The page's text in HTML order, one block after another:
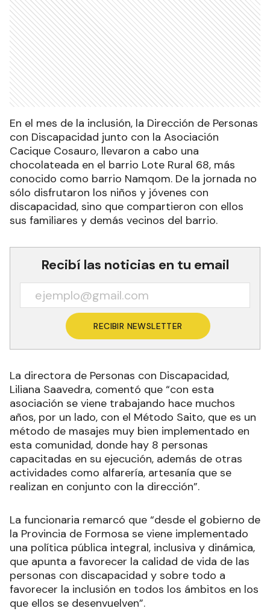
En el mes de la inclusión, la Dirección de Personas
con Discapacidad junto con la Asociación
Cacique Cosauro, llevaron a cabo una
chocolateada en el barrio Lote Rural 68, más
conocido como barrio Namqom. De la jornada no
sólo disfrutaron los niños y jóvenes con
discapacidad, sino que compartieron con ellos
sus familiares y demás vecinos del barrio.
Recibí las noticias en tu email
RECIBIR NEWSLETTER
La directora de Personas con Discapacidad,
Liliana Saavedra, comentó que “con esta
asociación se viene trabajando hace muchos
años, por un lado, con el Método Saito, que es un
método de masajes muy bien implementado en
esta comunidad, donde hay 8 personas
capacitadas en su ejecución, además de otras
actividades como alfarería, artesanía que se
realizan en conjunto con la dirección”.
La funcionaria remarcó que “desde el gobierno de
la Provincia de Formosa se viene implementado
una política pública integral, inclusiva y dinámica,
que apunta a favorecer la calidad de vida de las
personas con discapacidad y sobre todo a
favorecer la inclusión en todos los ámbitos en los
que ellos se desenvuelven”.